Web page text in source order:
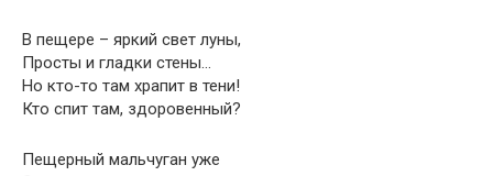
В пещере – яркий свет луны,
Просты и гладки стены…
Но кто-то там храпит в тени!
Кто спит там, здоровенный?
Пещерный мальчуган уже